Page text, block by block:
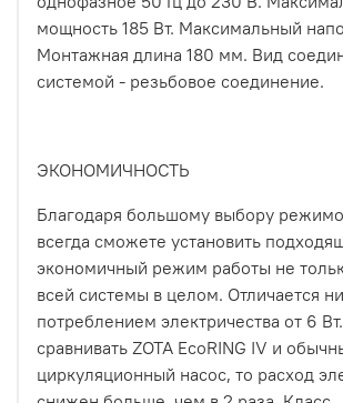
мощность 185 Вт. Максимальный
Монтажная длина 180 мм. Вид
системой - резьбовое соединение.
ЭКОНОМИЧНОСТЬ
Благодаря большому выбору
всегда сможете установить
экономичный режим работы не
всей системы в целом. Отличается
потреблением электричества от 6
сравнивать ZOTA EcoRING IV и
циркуляционный насос, то расход